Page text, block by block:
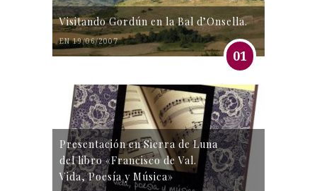
Visitando Gordún en la Bal d’Onsella.
EN 19/06/2007
01
Presentación en Sierra de Luna
del libro «Francisco de Val.
Vida, Poesía y Música»